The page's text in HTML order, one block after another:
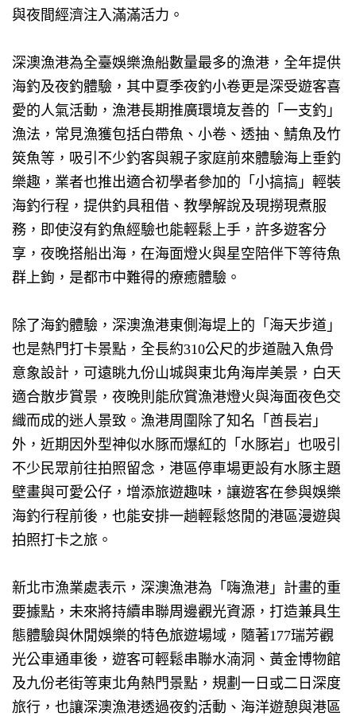
與夜間經濟注入滿滿活力。
深澳漁港為全臺娛樂漁船數量最多的漁港，全年提供
海釣及夜釣體驗，其中夏季夜釣小卷更是深受遊客喜
愛的人氣活動，漁港長期推廣環境友善的「一支釣」
漁法，常見漁獲包括白帶魚、小卷、透抽、鯖魚及竹
筴魚等，吸引不少釣客與親子家庭前來體驗海上垂釣
樂趣，業者也推出適合初學者參加的「小搞搞」輕裝
海釣行程，提供釣具租借、教學解說及現撈現煮服
務，即使沒有釣魚經驗也能輕鬆上手，許多遊客分
享，夜晚搭船出海，在海面燈火與星空陪伴下等待魚
群上鉤，是都市中難得的療癒體驗。
除了海釣體驗，深澳漁港東側海堤上的「海天步道」
也是熱門打卡景點，全長約310公尺的步道融入魚骨
意象設計，可遠眺九份山城與東北角海岸美景，白天
適合散步賞景，夜晚則能欣賞漁港燈火與海面夜色交
織而成的迷人景致。漁港周圍除了知名「酋長岩」
外，近期因外型神似水豚而爆紅的「水豚岩」也吸引
不少民眾前往拍照留念，港區停車場更設有水豚主題
壁畫與可愛公仔，增添旅遊趣味，讓遊客在參與娛樂
海釣行程前後，也能安排一趟輕鬆悠閒的港區漫遊與
拍照打卡之旅。
新北市漁業處表示，深澳漁港為「嗨漁港」計畫的重
要據點，未來將持續串聯周邊觀光資源，打造兼具生
態體驗與休閒娛樂的特色旅遊場域，隨著177瑞芳觀
光公車通車後，遊客可輕鬆串聯水湳洞、黃金博物館
及九份老街等東北角熱門景點，規劃一日或二日深度
旅行，也讓深澳漁港透過夜釣活動、海洋遊憩與港區